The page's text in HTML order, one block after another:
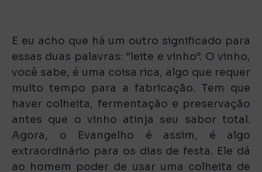
E eu acho que há um outro significado para
essas duas palavras: “leite e vinho”. O vinho,
você sabe, é uma coisa rica, algo que requer
muito tempo para a fabricação. Tem que
haver colheita, fermentação e preservação
antes que o vinho atinja seu sabor total.
Agora, o Evangelho é assim, é algo
extraordinário para os dias de festa. Ele dá
ao homem poder de usar uma colheita de